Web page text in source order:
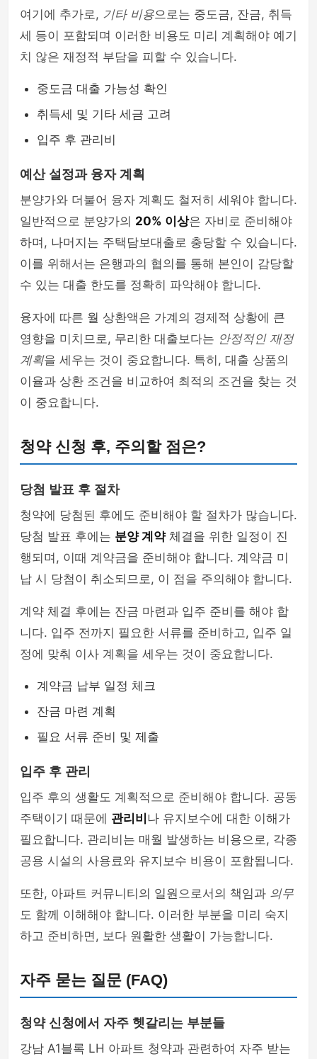
여기에 추가로, 기타 비용으로는 중도금, 잔금, 취득
세 등이 포함되며 이러한 비용도 미리 계획해야 예기
치 않은 재정적 부담을 피할 수 있습니다.
중도금 대출 가능성 확인
취득세 및 기타 세금 고려
입주 후 관리비
예산 설정과 융자 계획
분양가와 더불어 융자 계획도 철저히 세워야 합니다.
일반적으로 분양가의 20% 이상은 자비로 준비해야
하며, 나머지는 주택담보대출로 충당할 수 있습니다.
이를 위해서는 은행과의 협의를 통해 본인이 감당할
수 있는 대출 한도를 정확히 파악해야 합니다.
융자에 따른 월 상환액은 가계의 경제적 상황에 큰
영향을 미치므로, 무리한 대출보다는 안정적인 재정
계획을 세우는 것이 중요합니다. 특히, 대출 상품의
이율과 상환 조건을 비교하여 최적의 조건을 찾는 것
이 중요합니다.
청약 신청 후, 주의할 점은?
당첨 발표 후 절차
청약에 당첨된 후에도 준비해야 할 절차가 많습니다.
당첨 발표 후에는 분양 계약체결을 위한 일정이 진
행되며, 이때 계약금을 준비해야 합니다. 계약금 미
납 시 당첨이 취소되므로, 이 점을 주의해야 합니다.
계약 체결 후에는 잔금 마련과 입주 준비를 해야 합
니다. 입주 전까지 필요한 서류를 준비하고, 입주 일
정에 맞춰 이사 계획을 세우는 것이 중요합니다.
계약금 납부 일정 체크
잔금 마련 계획
필요 서류 준비 및 제출
입주 후 관리
입주 후의 생활도 계획적으로 준비해야 합니다. 공동
주택이기 때문에 관리비 나 유지보수에 대한 이해가
필요합니다. 관리비는 매월 발생하는 비용으로, 각종
공용 시설의 사용료와 유지보수 비용이 포함됩니다.
또한, 아파트 커뮤니티의 일원으로서의 책임과 의무
도 함께 이해해야 합니다. 이러한 부분을 미리 숙지
하고 준비하면, 보다 원활한 생활이 가능합니다.
자주 묻는 질문 (FAQ)
청약 신청에서 자주 헷갈리는 부분들
강남 A1블록 LH 아파트 청약과 관련하여 자주 받는